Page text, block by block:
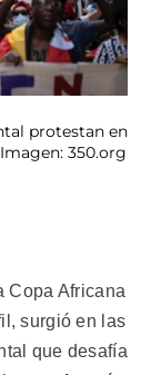
protestan en
350.org
Copa Africana
surgió en las
que desafía